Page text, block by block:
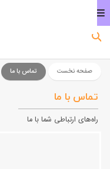
صفحه نخست تماس با ما
تماس با ما
راه‌های ارتباطی شما با ما